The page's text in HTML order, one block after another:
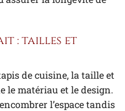
: tailles et
de cuisine, la taille et
le matériau et le design.
l’espace tandis